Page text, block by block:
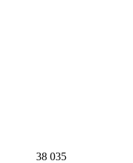
38 035